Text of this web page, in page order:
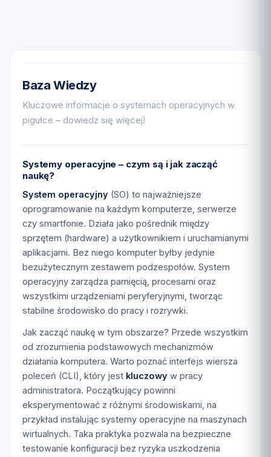
Baza Wiedzy
Kluczowe informacje o systemach operacyjnych w
pigułce – dowiedz się więcej!
Systemy operacyjne – czym są i jak zacząć
naukę?
System operacyjny (SO) to najważniejsze
oprogramowanie na każdym komputerze, serwerze
czy smartfonie. Działa jako pośrednik między
sprzętem (hardware) a użytkownikiem i uruchamianymi
aplikacjami. Bez niego komputer byłby jedynie
bezużytecznym zestawem podzespołów. System
operacyjny zarządza pamięcią, procesami oraz
wszystkimi urządzeniami peryferyjnymi, tworząc
stabilne środowisko do pracy i rozrywki.
Jak zacząć naukę w tym obszarze? Przede wszystkim
od zrozumienia podstawowych mechanizmów
działania komputera. Warto poznać interfejs wiersza
poleceń (CLI), który jest kluczowy w pracy
administratora. Początkujący powinni
eksperymentować z różnymi środowiskami, na
przykład instalując systemy operacyjne na maszynach
wirtualnych. Taka praktyka pozwala na bezpieczne
testowanie konfiguracji bez ryzyka uszkodzenia